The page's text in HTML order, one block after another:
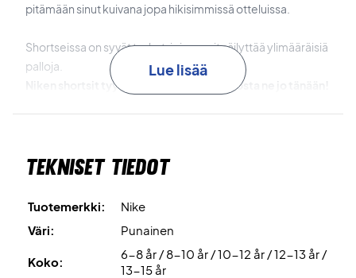
pitämään sinut kuivana jopa hikisimmissä otteluissa.
Shortseissa on syvät taskut, joissa voit säilyttää ylimääräisiä
palloja.
Niken shortsit tyylikkäässä designissa - osta ne jo tänään!
Materiaalit: 84% polyesteri ja 16% elastaani
Lue lisää
Tekniset tiedot
Tuotemerkki:
Nike
Väri:
Punainen
Koko:
6-8 år / 8-10 år / 10-12 år / 12-13 år /
13-15 år